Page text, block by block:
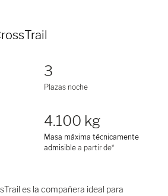
3
Plazas noche
4.100 kg
Masa máxima técnicamente
admisible a partir de*
es la compañera ideal para